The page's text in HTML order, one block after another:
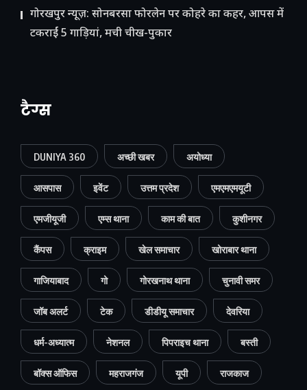
गोरखपुर न्यूज़: सोनबरसा फोरलेन पर कोहरे का कहर, आपस में
टकराईं 5 गाड़ियां, मची चीख-पुकार
टैग्स
DUNIYA 360 अच्छी खबर अयोध्या
आसपास इवेंट उत्तम प्रदेश एमएमएमयूटी
एमजीयूजी एम्स थाना काम की बात कुशीनगर
कैंपस क्राइम खेल समाचार खोराबार थाना
गाजियाबाद गो गोरखनाथ थाना चुनावी समर
जॉब अलर्ट टेक डीडीयू समाचार देवरिया
धर्म-अध्यात्म नेशनल पिपराइच थाना बस्ती
बॉक्स ऑफिस महराजगंज यूपी राजकाज